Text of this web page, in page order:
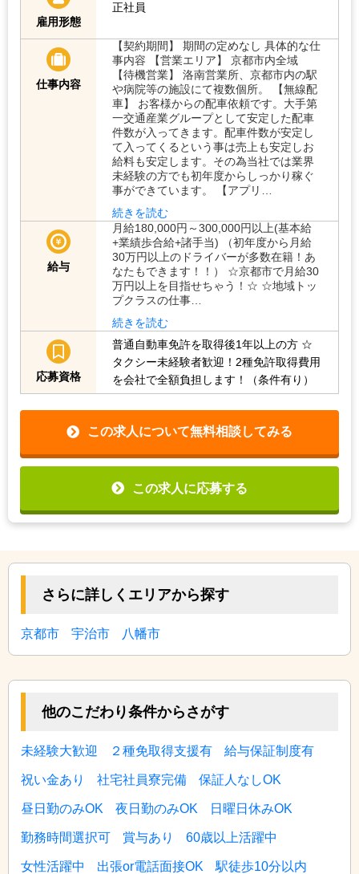
雇用形態
正社員
仕事内容
【契約期間】 期間の定めなし 具体的な仕
事内容 【営業エリア】 京都市内全域
【待機営業】 洛南営業所、京都市内の駅
や病院等の施設にて複数個所。 【無線配
車】 お客様からの配車依頼です。大手第
一交通産業グループとして安定した配車
件数が入ってきます。配車件数が安定し
て入ってくるという事は売上も安定しお
給料も安定します。その為当社では業界
未経験の方でも初年度からしっかり稼ぐ
事ができています。 【アプリ…
続きを読む
給与
月給180,000円～300,000円以上(基本給
+業績歩合給+諸手当) （初年度から月給
30万円以上のドライバーが多数在籍！あ
なたもできます！！） ☆京都市で月給30
万円以上を目指せちゃう！☆ ☆地域トッ
プクラスの仕事…
続きを読む
応募資格
普通自動車免許を取得後1年以上の方 ☆
タクシー未経験者歓迎！2種免許取得費用
を会社で全額負担します！（条件有り）
この求人について無料相談してみる
この求人に応募する
さらに詳しくエリアから探す
京都市 宇治市 八幡市
他のこだわり条件からさがす
未経験大歓迎 ２種免取得支援有 給与保証制度有
祝い金あり 社宅社員寮完備 保証人なしOK
昼日勤のみOK 夜日勤のみOK 日曜日休みOK
勤務時間選択可 賞与あり 60歳以上活躍中
女性活躍中 出張or電話面接OK 駅徒歩10分以内